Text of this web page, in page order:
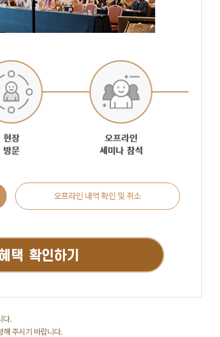
오프라인 내역 확인 및 취소
다.
해 주시기 바랍니다.